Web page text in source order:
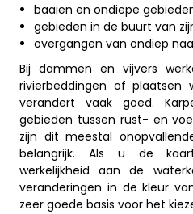
baaien en ondiepe
gebieden in de buurt van
overgangen van ondiep
Bij dammen en vijvers
rivierbeddingen of plaatsen
verandert vaak goed.
gebieden tussen rust- en
zijn dit meestal
belangrijk. Als u de
werkelijkheid aan de
veranderingen in de kleur
zeer goede basis voor het